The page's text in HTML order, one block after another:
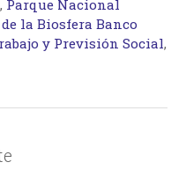
, Parque Nacional
de la Biosfera Banco
y Previsión Social,